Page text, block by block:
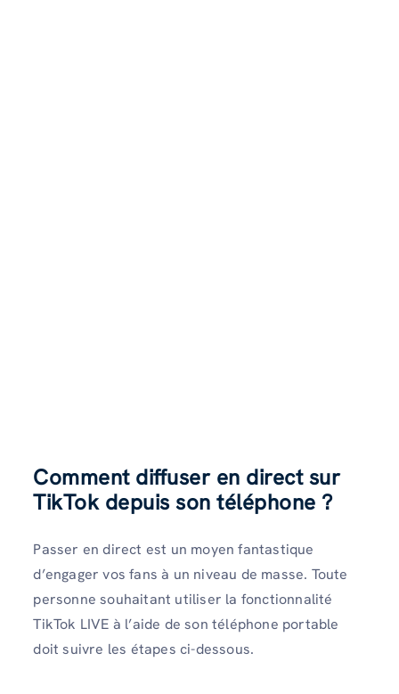
Comment diffuser en direct sur
TikTok depuis son téléphone ?
Passer en direct est un moyen fantastique
d’engager vos fans à un niveau de masse. Toute
personne souhaitant utiliser la fonctionnalité
TikTok LIVE à l’aide de son téléphone portable
doit suivre les étapes ci-dessous.